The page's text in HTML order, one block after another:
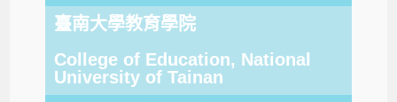
臺南大學教育學院
College of Education, National
University of Tainan